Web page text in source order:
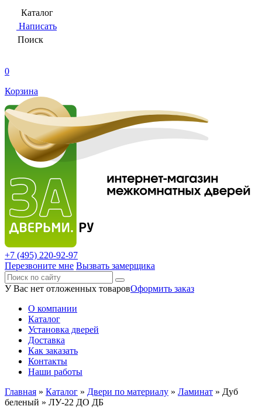
Каталог
Написать
Поиск
0
Корзина
+7 (495) 220-92-97
Перезвоните мне Вызвать замерщика
У Вас нет отложенных товаровОформить заказ
О компании
Каталог
Установка дверей
Доставка
Как заказать
Контакты
Наши работы
Главная » Каталог » Двери по материалу » Ламинат » Дуб
беленый » ЛУ-22 ДО ДБ